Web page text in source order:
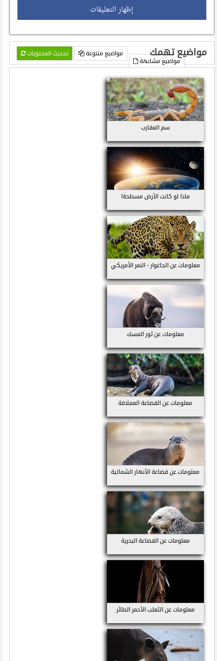
إظهار التعليقات
مواضيع تهمك تحديث المحتويات
مواضيع متنوعة
مواضيع مشابهة
سم العقارب
ماذا لو كانت الأرض مسطحة!
معلومات عن الجاغوار - النمر الأمريكي
معلومات عن ثور المسك
معلومات عن القضاعة العملاقة
معلومات عن قضاعة الأنهار الشمالية
معلومات عن القضاعة البحرية
معلومات عن الثعلب الأحمر الطائر